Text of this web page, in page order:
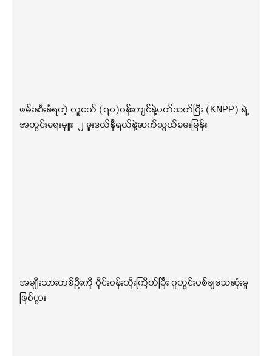
ဖမ်းဆီးခံရတဲ့ လူငယ် (၇၀)ဝန်းကျင်နဲ့ပတ်သက်ပြီး (KNPP) ရဲ့
အတွင်းရေးမှူး-၂ ခူးဒယ်နီရယ်နဲ့ဆက်သွယ်မေးမြန်း
အမျိုးသားတစ်ဦးကို ဝိုင်းဝန်းထိုးကြိတ်ပြီး ဂူတွင်းပစ်ချသေဆုံးမှု
ဖြစ်ပွား